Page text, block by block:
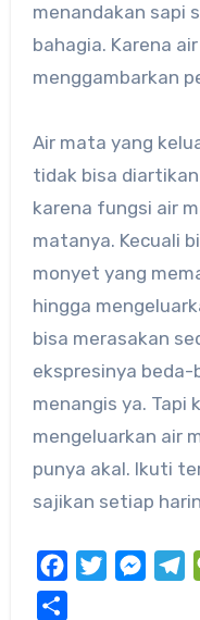
menandakan sapi
bahagia. Karena
menggambarkan
Air mata yang
tidak bisa
karena fungsi air
matanya. Kecuali
monyet yang
hingga
bisa merasakan
ekspresinya
menangis ya. Tapi
mengeluarkan air
punya akal. Ikuti
sajikan setiap
FacebookTwitter